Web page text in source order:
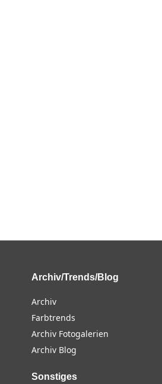
Archiv/Trends/Blog
Archiv
Farbtrends
Archiv Fotogalerien
Archiv Blog
Sonstiges